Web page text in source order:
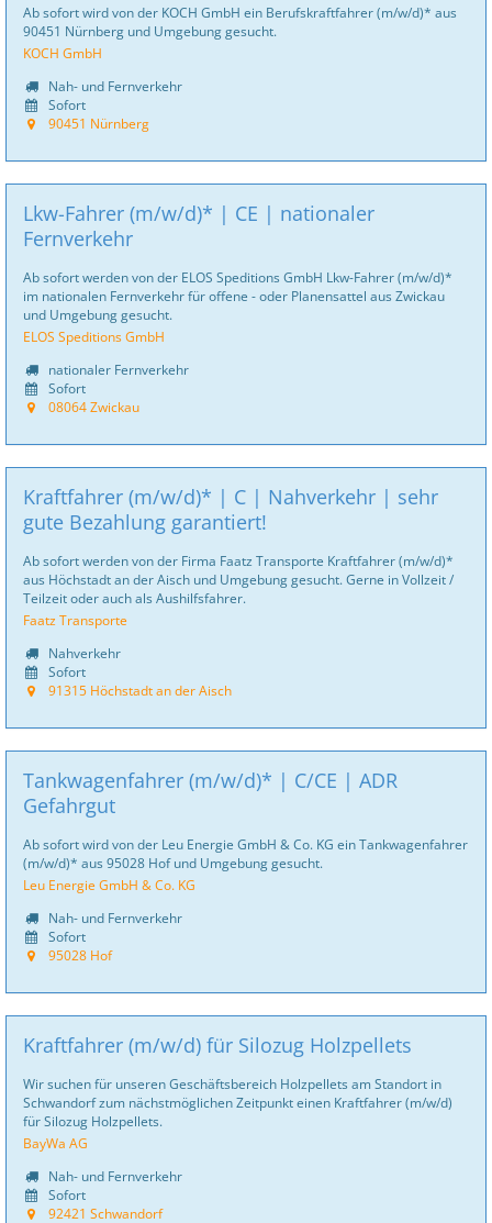
Ab sofort wird von der KOCH GmbH ein Berufskraftfahrer (m/w/d)* aus
90451 Nürnberg und Umgebung gesucht.
KOCH GmbH
Nah- und Fernverkehr
Sofort
90451 Nürnberg
Lkw-Fahrer (m/w/d)* | CE | nationaler
Fernverkehr
Ab sofort werden von der ELOS Speditions GmbH Lkw-Fahrer (m/w/d)*
im nationalen Fernverkehr für offene - oder Planensattel aus Zwickau
und Umgebung gesucht.
ELOS Speditions GmbH
nationaler Fernverkehr
Sofort
08064 Zwickau
Kraftfahrer (m/w/d)* | C | Nahverkehr | sehr
gute Bezahlung garantiert!
Ab sofort werden von der Firma Faatz Transporte Kraftfahrer (m/w/d)*
aus Höchstadt an der Aisch und Umgebung gesucht. Gerne in Vollzeit /
Teilzeit oder auch als Aushilfsfahrer.
Faatz Transporte
Nahverkehr
Sofort
91315 Höchstadt an der Aisch
Tankwagenfahrer (m/w/d)* | C/CE | ADR
Gefahrgut
Ab sofort wird von der Leu Energie GmbH & Co. KG ein Tankwagenfahrer
(m/w/d)* aus 95028 Hof und Umgebung gesucht.
Leu Energie GmbH & Co. KG
Nah- und Fernverkehr
Sofort
95028 Hof
Kraftfahrer (m/w/d) für Silozug Holzpellets
Wir suchen für unseren Geschäftsbereich Holzpellets am Standort in
Schwandorf zum nächstmöglichen Zeitpunkt einen Kraftfahrer (m/w/d)
für Silozug Holzpellets.
BayWa AG
Nah- und Fernverkehr
Sofort
92421 Schwandorf